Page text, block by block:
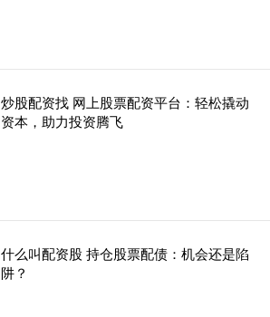
炒股配资找 网上股票配资平台：轻松撬动
资本，助力投资腾飞
什么叫配资股 持仓股票配债：机会还是陷
阱？